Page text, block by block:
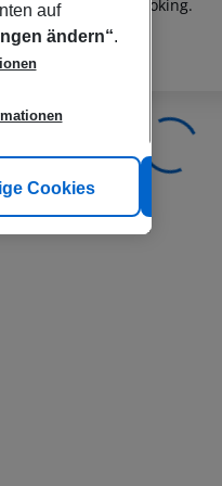
confirming your booking.
auf
ändern“.
Cookies